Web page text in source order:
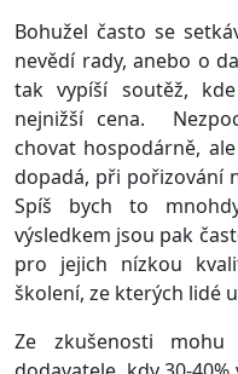
Bohužel často se
nevědí rady, anebo o
tak vypíší soutěž,
nejnižší cena.
chovat hospodárně,
dopadá, při pořizování
Spíš bych to
výsledkem jsou pak
pro jejich nízkou
školení, ze kterých lidé
Ze zkušenosti